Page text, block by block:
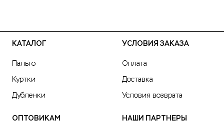
КАТАЛОГ
Пальто
Куртки
Дубленки
УСЛОВИЯ ЗАКАЗА
Оплата
Доставка
Условия возврата
ОПТОВИКАМ НАШИ ПАРТНЕРЫ